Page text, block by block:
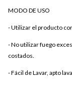
MODO DE USO
- Utilizar el producto
- No utilizar fuego
costados.
- Fácil de Lavar, apto